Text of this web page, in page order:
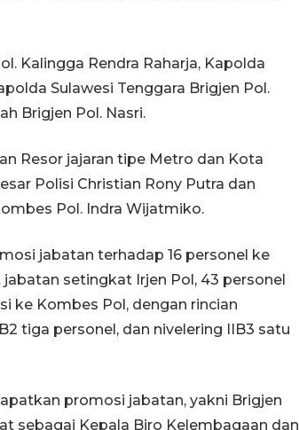
Kalingga Rendra Raharja, Kapolda
Sulawesi Tenggara Brigjen Pol.
Brigjen Pol. Nasri.
Resor jajaran tipe Metro dan Kota
Polisi Christian Rony Putra dan
Pol. Indra Wijatmiko.
jabatan terhadap 16 personel ke
setingkat Irjen Pol, 43 personel
ke Kombes Pol, dengan rincian
tiga personel, dan nivelering IIB3 satu
promosi jabatan, yakni Brigjen
sebagai Kepala Biro Kelembagaan dan
Pasokan hortikultura
melimpah picu deflasi DIY
06 August 2026 11:37 WIB